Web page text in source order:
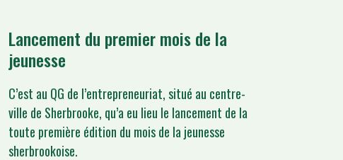
Lancement du premier mois de la
jeunesse
C’est au QG de l’entrepreneuriat, situé au centre-
ville de Sherbrooke, qu’a eu lieu le lancement de la
toute première édition du mois de la jeunesse
sherbrookoise.